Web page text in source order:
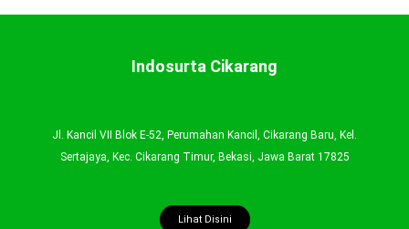
Indosurta Cikarang
Jl. Kancil VII Blok E-52, Perumahan Kancil, Cikarang Baru, Kel.
Sertajaya, Kec. Cikarang Timur, Bekasi, Jawa Barat 17825
Lihat Disini